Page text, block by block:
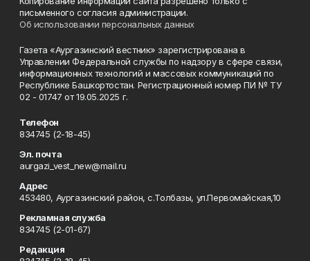
письменного согласия администрации.
Об использовании персональных данных
Газета «Аургазинский вестник» зарегистрирована в
Управлении Федеральной службы по надзору в сфере связи,
информационных технологий и массовых коммуникаций по
Республике Башкортостан. Регистрационный номер ПИ № ТУ
02 - 01747 от 19.05.2025 г.
Телефон
834745 (2-18-45)
Эл. почта
aurgazi_vest_new@mail.ru
Адрес
453480, Аургазинский район, с.Толбазы, ул.Первомайская,10
Рекламная служба
834745 (2-01-67)
Редакция